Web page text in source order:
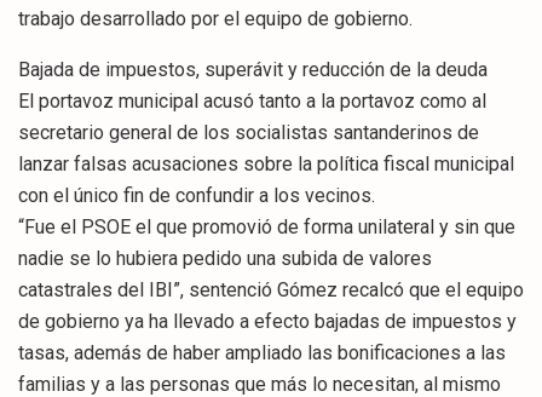
trabajo desarrollado por el equipo de gobierno.
Bajada de impuestos, superávit y reducción de la deuda
El portavoz municipal acusó tanto a la portavoz como al
secretario general de los socialistas santanderinos de
lanzar falsas acusaciones sobre la política fiscal municipal
con el único fin de confundir a los vecinos.
“Fue el PSOE el que promovió de forma unilateral y sin que
nadie se lo hubiera pedido una subida de valores
catastrales del IBI”, sentenció Gómez recalcó que el equipo
de gobierno ya ha llevado a efecto bajadas de impuestos y
tasas, además de haber ampliado las bonificaciones a las
familias y a las personas que más lo necesitan, al mismo